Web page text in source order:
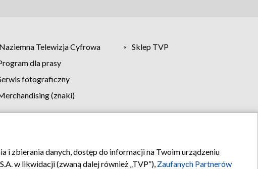
Naziemna Telewizja Cyfrowa
Sklep TVP
dla prasy
fotograficzny
(znaki)
Biuro reklamy Kontakt
i zbierania danych, dostęp do informacji na Twoim urządzeniu
w likwidacji (zwaną dalej również „TVP”), Zaufanych Partnerów